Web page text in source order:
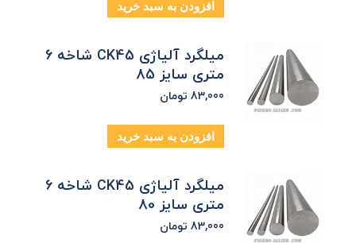
افزودن به سبد خرید
میلگرد آلیاژی CK45 شاخه 6
متری سایز 85
83,000 تومان
افزودن به سبد خرید
میلگرد آلیاژی CK45 شاخه 6
متری سایز 80
83,000 تومان